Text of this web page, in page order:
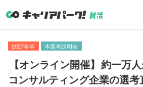
2027年卒 本選考説明会
【オンライン開催】 約一万
コンサルティング企業の選